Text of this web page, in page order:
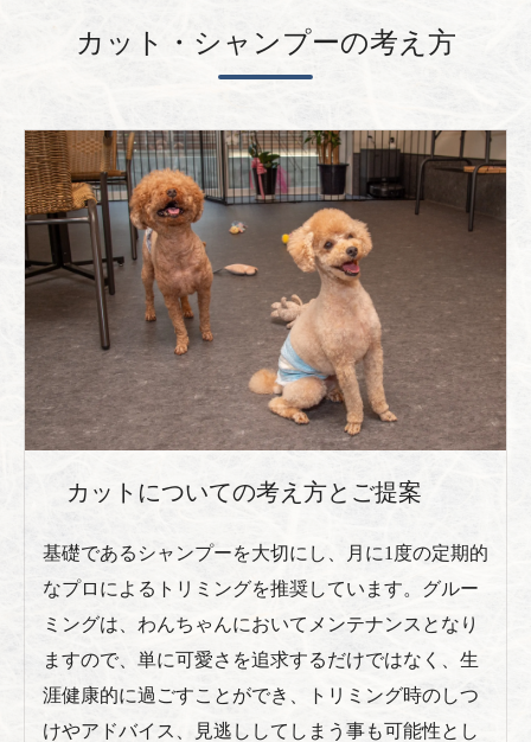
カット・シャンプーの考え方
カットについての考え方とご提案
基礎であるシャンプーを大切にし、月に1度の定期的
なプロによるトリミングを推奨しています。グルー
ミングは、わんちゃんにおいてメンテナンスとなり
ますので、単に可愛さを追求するだけではなく、生
涯健康的に過ごすことができ、トリミング時のしつ
けやアドバイス、見逃ししてしまう事も可能性とし